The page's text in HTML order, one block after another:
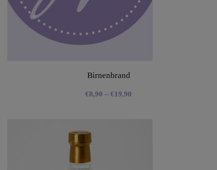
Birnenbrand
€8,90 – €19,90